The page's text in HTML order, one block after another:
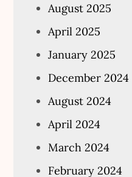
August 2025
April 2025
January 2025
December 2024
August 2024
April 2024
March 2024
February 2024